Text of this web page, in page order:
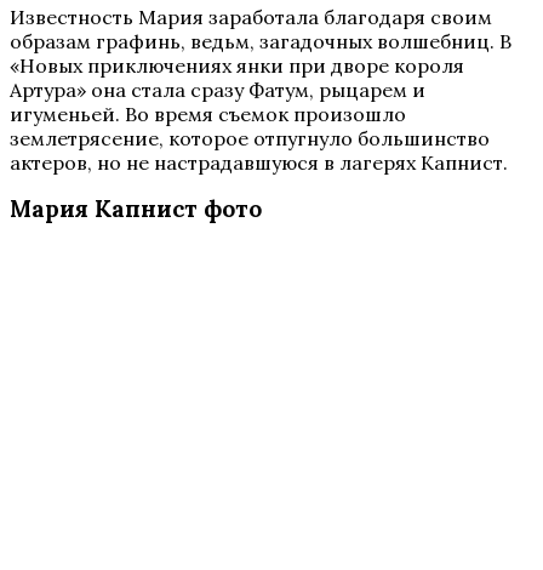
Известность Мария заработала благодаря своим
образам графинь, ведьм, загадочных волшебниц. В
«Новых приключениях янки при дворе короля
Артура» она стала сразу Фатум, рыцарем и
игуменьей. Во время съемок произошло
землетрясение, которое отпугнуло большинство
актеров, но не настрадавшуюся в лагерях Капнист.
Мария Капнист фото